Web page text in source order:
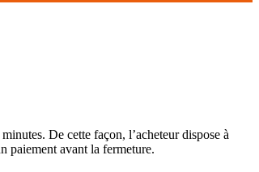
De cette façon, l’acheteur dispose à
paiement avant la fermeture.